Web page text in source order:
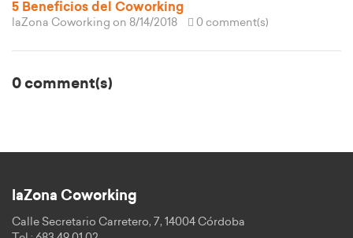
5 Beneficios del Coworking
laZona Coworking on 8/14/2018 0 comment(s)
0 comment(s)
laZona Coworking
Calle Secretario Carretero, 7, 14004 Córdoba